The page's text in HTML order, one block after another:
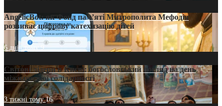
AngelicBot: як Фонд пам’яті Митрополита Мефодія
розвиває цифрову катехизацію дітей
6 днів тому9
Світові лідери в Києві: богословський погляд на день
міжнародної солідарності
3 тижні тому16